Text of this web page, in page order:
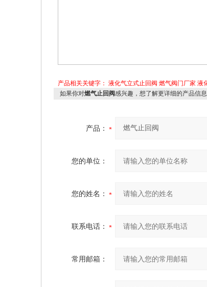
产品相关关键字： 液化气立式止回阀 燃气阀门厂家 液
如果你对燃气止回阀感兴趣，想了解更详细的产品信
产品：
您的单位：
您的姓名：
联系电话：
常用邮箱：